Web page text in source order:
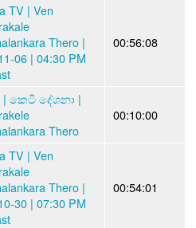
TV | Ven
Thero |
06 | 04:30 PM
00:56:08
කෙටි දේශනා |
Thero
00:10:00
TV | Ven
Thero |
30 | 07:30 PM
00:54:01